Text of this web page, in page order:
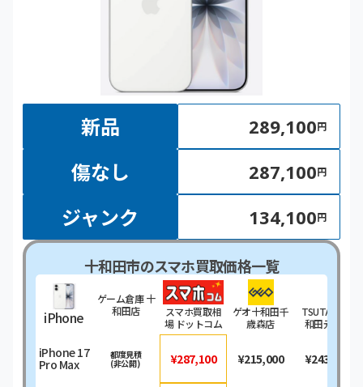
新品 289,100円
傷なし 287,100円
ジャンク 134,100円
十和田市のスマホ買取価格一覧
iPhone
iPhone 17
Pro Max
ゲーム倉庫 十
和田店
都度見積
(非公開)
スマホ買取相
場 ドットコム
¥287,100
ゲオ十和田千
歳森店
¥215,000
TSUTAYA 十
和田元町店
¥243,200